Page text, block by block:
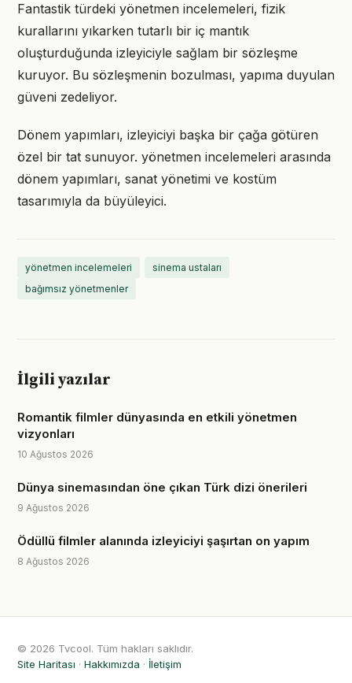
Fantastik türdeki yönetmen incelemeleri, fizik
kurallarını yıkarken tutarlı bir iç mantık
oluşturduğunda izleyiciyle sağlam bir sözleşme
kuruyor. Bu sözleşmenin bozulması, yapıma duyulan
güveni zedeliyor.
Dönem yapımları, izleyiciyi başka bir çağa götüren
özel bir tat sunuyor. yönetmen incelemeleri arasında
dönem yapımları, sanat yönetimi ve kostüm
tasarımıyla da büyüleyici.
yönetmen incelemeleri
sinema ustaları
bağımsız yönetmenler
İlgili yazılar
Romantik filmler dünyasında en etkili yönetmen
vizyonları
10 Ağustos 2026
Dünya sinemasından öne çıkan Türk dizi önerileri
9 Ağustos 2026
Ödüllü filmler alanında izleyiciyi şaşırtan on yapım
8 Ağustos 2026
© 2026 Tvcool. Tüm hakları saklıdır.
Site Haritası · Hakkımızda · İletişim